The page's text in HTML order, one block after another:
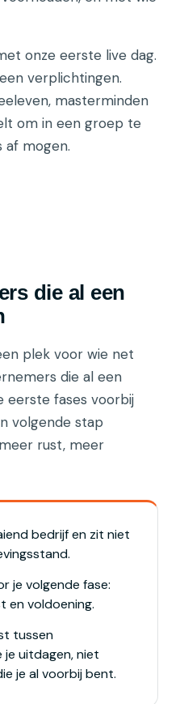
onze eerste live dag.
verplichtingen.
masterminden
om in een groep te
af mogen.
die al een
plek voor wie net
die al een
eerste fases voorbij
volgende stap
rust, meer
bedrijf en zit niet
je volgende fase:
en voldoening.
tussen
je uitdagen, niet
je al voorbij bent.